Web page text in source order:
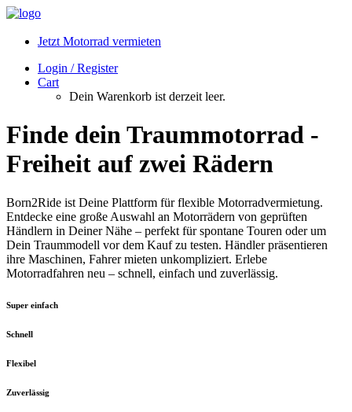
Jetzt Motorrad vermieten
Login / Register
Cart
Dein Warenkorb ist derzeit leer.
Finde dein Traummotorrad -
Freiheit auf zwei Rädern
Born2Ride ist Deine Plattform für flexible Motorradvermietung.
Entdecke eine große Auswahl an Motorrädern von geprüften
Händlern in Deiner Nähe – perfekt für spontane Touren oder um
Dein Traummodell vor dem Kauf zu testen. Händler präsentieren
ihre Maschinen, Fahrer mieten unkompliziert. Erlebe
Motorradfahren neu – schnell, einfach und zuverlässig.
Super einfach
Schnell
Flexibel
Zuverlässig